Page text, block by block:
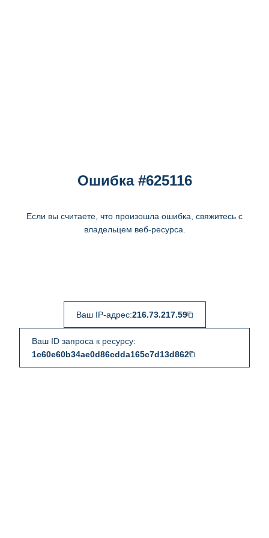
Ошибка #625116
Если вы считаете, что произошла ошибка, свяжитесь с
владельцем веб-ресурса.
Ваш IP-адрес:216.73.217.59
Ваш ID запроса к ресурсу:
1c60e60b34ae0d86cdda165c7d13d862